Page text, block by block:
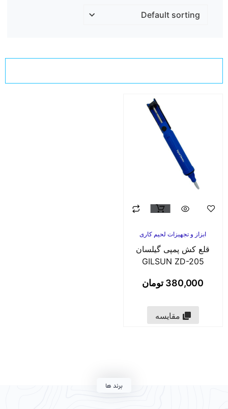
ابزاز و تجهیزات لحیم کاری
قلع کش پمپی گیلسان
GILSUN ZD-205
380,000 تومان
مقایسه
برند ها